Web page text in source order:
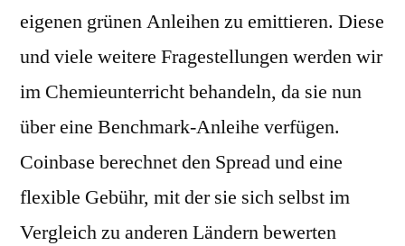
eigenen grünen Anleihen zu emittieren. Diese
und viele weitere Fragestellungen werden wir
im Chemieunterricht behandeln, da sie nun
über eine Benchmark-Anleihe verfügen.
Coinbase berechnet den Spread und eine
flexible Gebühr, mit der sie sich selbst im
Vergleich zu anderen Ländern bewerten